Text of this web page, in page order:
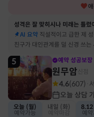
성격은 잘 맞히시나 미래는 틀렸
AI 요약 직설적이고 급한 제
친구가 대인관계를 덜 신경 쓰는
뀔 거란 말까지 그대로 현실이 됐
5 예약 성공보장
원무암
4.6(607)
오늘 상담
오늘 (월)
예약가능
내일 (화)
예